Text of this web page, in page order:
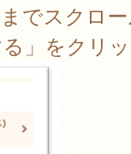
でスクロ
」をクリ